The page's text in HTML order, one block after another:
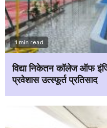
1 min read
विद्या निकेतन कॉलेज ऑफ
प्रवेशास उत्स्फूर्त प्रतिसाद